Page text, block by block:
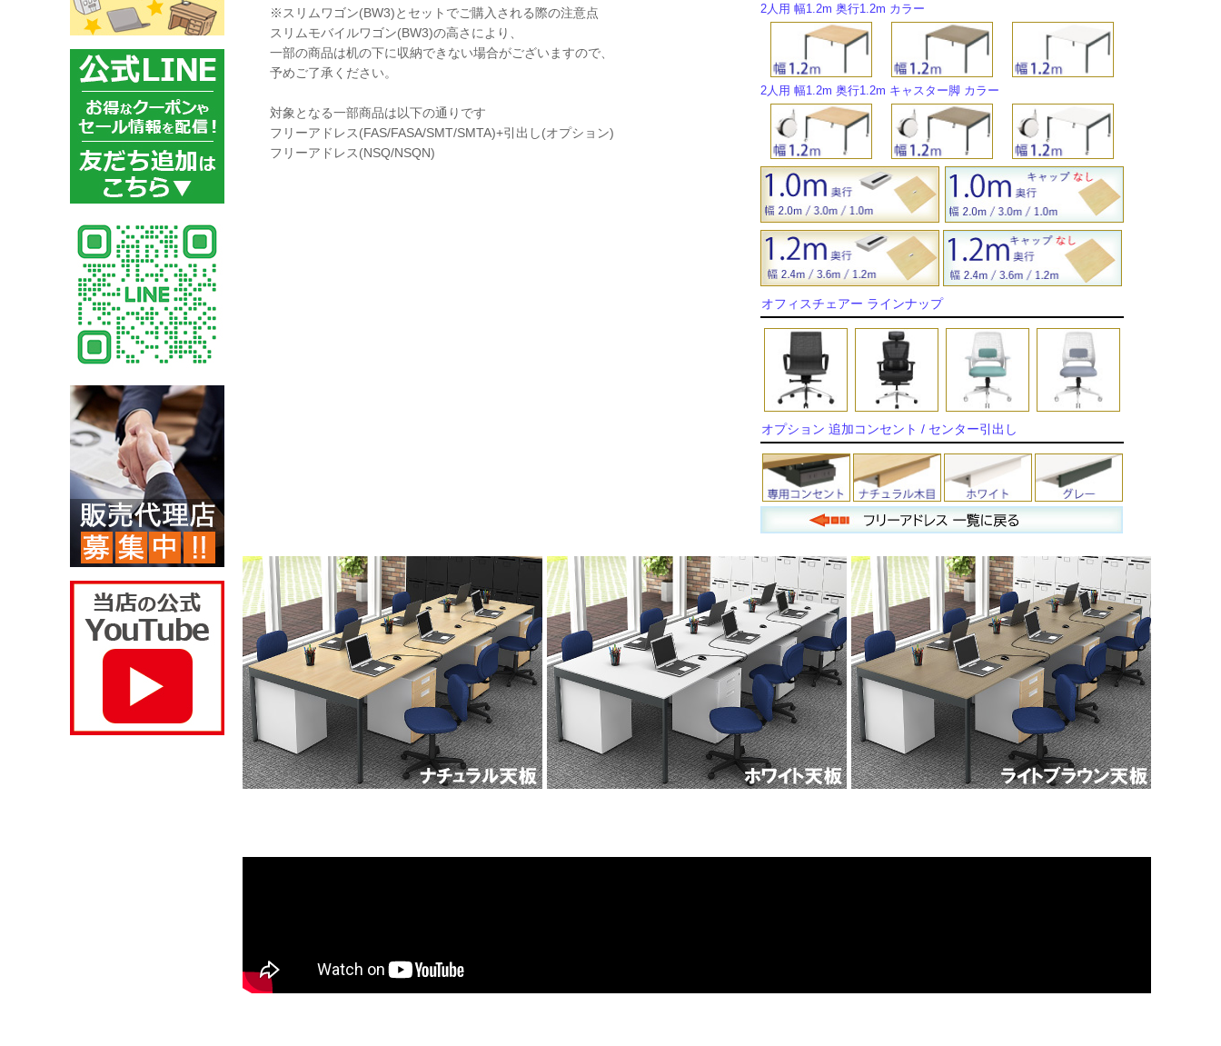
※スリムワゴン(BW3)とセットでご購入される際の注意点
スリムモバイルワゴン(BW3)の高さにより、
一部の商品は机の下に収納できない場合がございますので、
予めご了承ください。
対象となる一部商品は以下の通りです
フリーアドレス(FAS/FASA/SMT/SMTA)+引出し(オプション)
フリーアドレス(NSQ/NSQN)
2人用 幅1.2m 奥行1.2m カラー
2人用 幅1.2m 奥行1.2m キャスター脚 カラー
オフィスチェアー ラインナップ
オプション 追加コンセント / センター引出し